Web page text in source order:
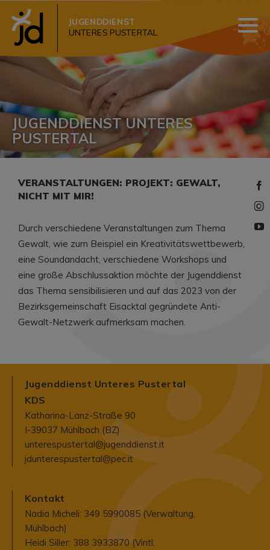
JUGENDDIENST
UNTERES PUSTERTAL
JUGENDDIENST UNTERES
PUSTERTAL
VERANSTALTUNGEN: PROJEKT: GEWALT,
NICHT MIT MIR!
Durch verschiedene Veranstaltungen zum Thema
Gewalt, wie zum Beispiel ein Kreativitätswettbewerb,
eine Soundandacht, verschiedene Workshops und
eine große Abschlussaktion möchte der Jugenddienst
das Thema sensibilisieren und auf das 2023 von der
Bezirksgemeinschaft Eisacktal gegründete Anti-
Gewalt-Netzwerk aufmerksam machen.
Jugenddienst Unteres Pustertal
KDS
Katharina-Lanz-Straße 90
I-39037 Mühlbach (BZ)
unterespustertal@jugenddienst.it
jdunterespustertal@pec.it
Kontakt
Nadia Micheli: 349 5990085 (Verwaltung,
Mühlbach)
Heidi Siller: 388 3933870 (Vintl,